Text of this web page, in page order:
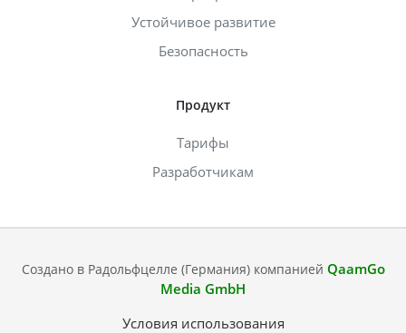
Устойчивое развитие
Безопасность
Продукт
Тарифы
Разработчикам
Создано в Радольфцелле (Германия) компанией QaamGo
Media GmbH
Условия использования